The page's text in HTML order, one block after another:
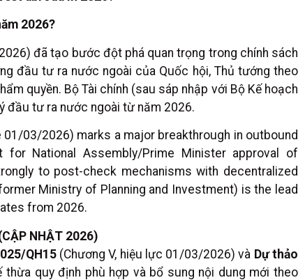
2026?
đã tạo bước đột phá quan trọng trong chính sách
đầu tư ra nước ngoài của Quốc hội, Thủ tướng theo
quyền. Bộ Tài chính (sau sáp nhập với Bộ Kế hoạch
đầu tư ra nước ngoài từ năm 2026.
03/2026) marks a major breakthrough in outbound
for National Assembly/Prime Minister approval of
to post-check mechanisms with decentralized
Ministry of Planning and Investment) is the lead
from 2026.
NHẬT 2026)
QH15 (Chương V, hiệu lực 01/03/2026) và Dự thảo
thừa quy định phù hợp và bổ sung nội dung mới theo